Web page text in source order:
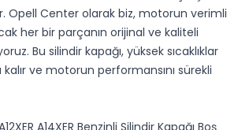
Opell Center olarak biz, motorun verimli
her bir parçanın orijinal ve kaliteli
Bu silindir kapağı, yüksek sıcaklıklar
kalır ve motorun performansını sürekli
A14XER Benzinli Silindir Kapağı Boş